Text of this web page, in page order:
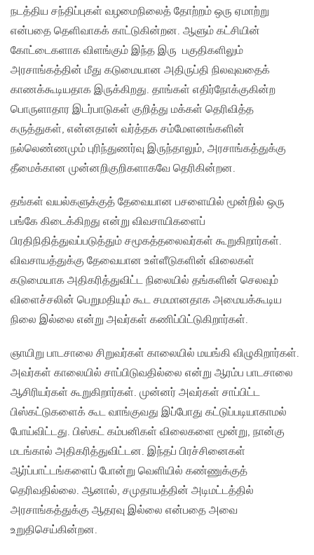
நடத்திய சந்திப்புகள் வழமைநிலைத் தோற்றம் ஒரு ஏமாற்று
என்பதை தெளிவாகக் காட்டுகின்றன. ஆளும் கட்சியின்
கோட்டைகளாக விளங்கும் இந்த இரு பகுதிகளிலும்
அரசாங்கத்தின் மீது கடுமையான அதிருப்தி நிலவுவதைக்
காணக்கூடியதாக இருக்கிறது. தாங்கள் எதிர்நோக்குகின்ற
பொருளாதார இடர்பாடுகள் குறித்து மக்கள் தெரிவித்த
கருத்துகள், என்னதான் வர்த்தக சம்மேளனங்களின்
நல்லெண்ணமும் புரிந்துணர்வு இருந்தாலும், அரசாங்கத்துக்கு
தீமைக்கான முன்னறிகுறிகளாகவே தெரிகின்றன.
தங்கள் வயல்களுக்குத் தேவையான பசளையில் மூன்றில் ஒரு
பங்கே கிடைக்கிறது என்று விவசாயிகளைப்
பிரதிநிதித்துவப்படுத்தும் சமூகத்தலைவர்கள் கூறுகிறார்கள்.
விவசாயத்துக்கு தேவையான உள்ளீடுகளின் விலைகள்
கடுமையாக அதிகரித்துவிட்ட நிலையில் தங்களின் செலவும்
விளைச்சலின் பெறுமதியும் கூட சமமானதாக அமையக்கூடிய
நிலை இல்லை என்று அவர்கள் கணிப்பிட்டுகிறார்கள்.
ஞாயிறு பாடசாலை சிறுவர்கள் காலையில் மயங்கி விழுகிறார்கள்.
அவர்கள் காலையில் சாப்பிடுவதில்லை என்று ஆரம்ப பாடசாலை
ஆசிரியர்கள் கூறுகிறார்கள். முன்னர் அவர்கள் சாப்பிட்ட
பிஸ்கட்டுகளைக் கூட வாங்குவது இப்போது கட்டுப்படியாகாமல்
போய்விட்டது. பிஸ்கட் கம்பனிகள் விலைகளை மூன்று, நான்கு
மடங்கால் அதிகரித்துவிட்டன. இந்தப் பிரச்சினைகள்
ஆர்ப்பாட்டங்களைப் போன்று வெளியில் கண்ணுக்குத்
தெரிவதில்லை. ஆனால், சமுதாயத்தின் அடிமட்டத்தில்
அரசாங்கத்துக்கு ஆதரவு இல்லை என்பதை அவை
உறுதிசெய்கின்றன.